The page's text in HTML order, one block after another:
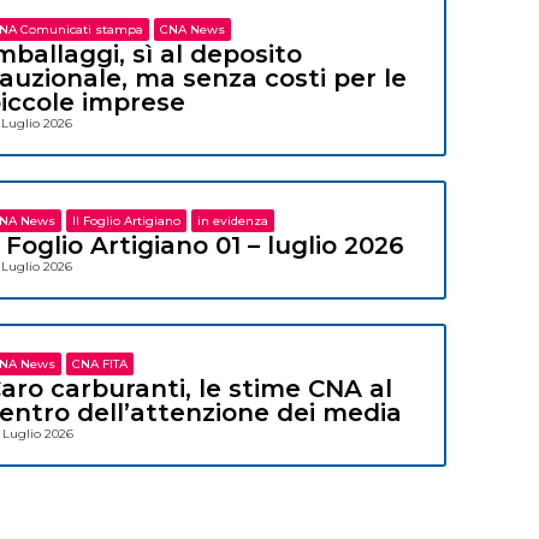
Comunicati stampa CNA News
sì al deposito
ma senza costi per le
imprese
Luglio 2026
News Il Foglio Artigiano in evidenza
Foglio Artigiano 01 – luglio 2026
Luglio 2026
News CNA FITA
carburanti, le stime CNA al
dell’attenzione dei media
Luglio 2026